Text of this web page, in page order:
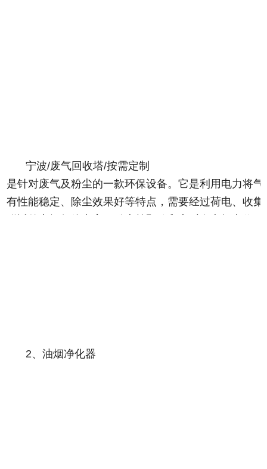
宁波/废气回收塔/按需定制
是针对废气及粉尘的一款环保设备。它是利用电力将
有性能稳定、除尘效果好等特点，需要经过荷电、收
2、油烟净化器